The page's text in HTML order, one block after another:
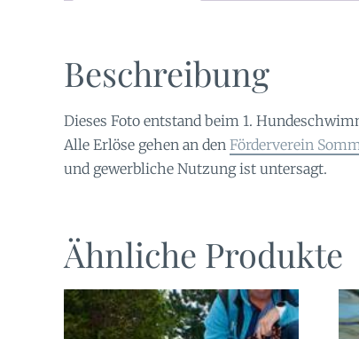
Beschreibung
Dieses Foto entstand beim 1.
Alle Erlöse gehen an den Förderverein
und gewerbliche Nutzung ist untersagt.
Ähnliche Produkte